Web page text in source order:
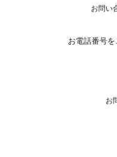
お問い
お電話番号を
お